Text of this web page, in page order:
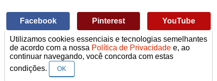
Frases de Arrependimento
Frases de Atitude
Frases de Azar
Frases de Beijo
Facebook Pinterest YouTube
© Copyright 2014-2022A Frase.
Termos de Uso / Privacidade
Frases
Vídeos
contato@afrase.com.br
Utilizamos cookies essenciais e tecnologias semelhantes
de acordo com a nossa Política de Privacidade e, ao
continuar navegando, você concorda com estas
condições.
OK